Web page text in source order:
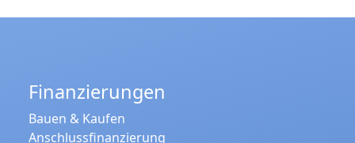
Finanzierungen
Bauen & Kaufen
Anschlussfinanzierung